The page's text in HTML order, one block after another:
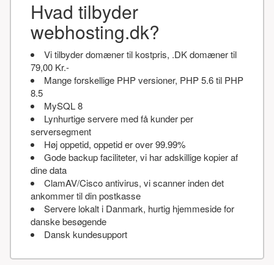
Hvad tilbyder
webhosting.dk?
Vi tilbyder domæner til kostpris, .DK domæner til
79,00 Kr.-
Mange forskellige PHP versioner, PHP 5.6 til PHP
8.5
MySQL 8
Lynhurtige servere med få kunder per
serversegment
Høj oppetid, oppetid er over 99.99%
Gode backup faciliteter, vi har adskillige kopier af
dine data
ClamAV/Cisco antivirus, vi scanner inden det
ankommer til din postkasse
Servere lokalt i Danmark, hurtig hjemmeside for
danske besøgende
Dansk kundesupport